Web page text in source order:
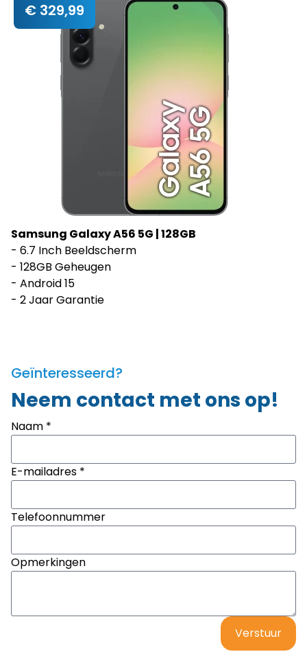
€ 329,99
Samsung Galaxy A56 5G | 128GB
- 6.7 Inch Beeldscherm
- 128GB Geheugen
- Android 15
- 2 Jaar Garantie
Geïnteresseerd?
Neem contact met ons op!
Naam *
E-mailadres *
Telefoonnummer
Opmerkingen
Verstuur